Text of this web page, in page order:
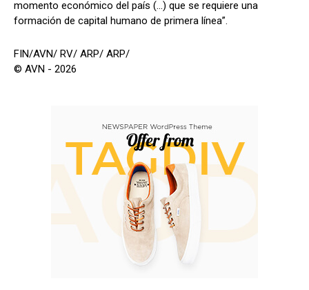
momento económico del país (...) que se requiere una
formación de capital humano de primera línea”.
FIN/AVN/ RV/ ARP/ ARP/
© AVN - 2026